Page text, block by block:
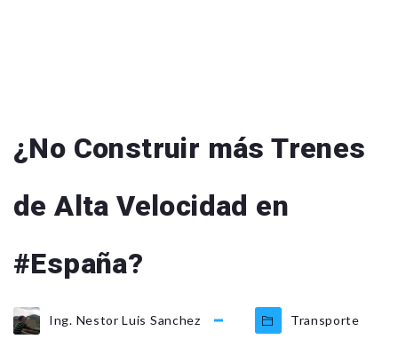
¿No Construir más Trenes
de Alta Velocidad en
#España?
Ing. Nestor Luis Sanchez Transporte